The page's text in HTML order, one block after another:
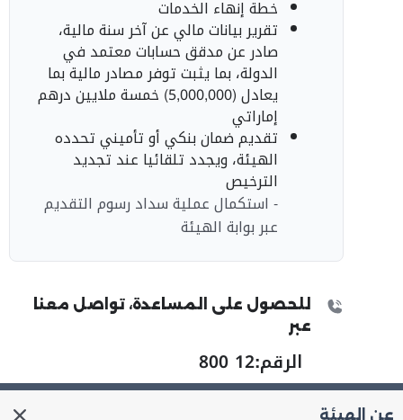
خطة إنهاء الخدمات
تقرير بيانات مالي عن آخر سنة مالية،
صادر عن مدقق حسابات معتمد في
الدولة، بما يثبت توفر مصادر مالية بما
يعادل (5,000,000) خمسة ملايين درهم
إماراتي
تقديم ضمان بنكي أو تأميني تحدده
الهيئة، ويجدد تلقائيا عند تجديد
الترخيص
- استكمال عملية سداد رسوم التقديم
عبر بوابة الهيئة
للحصول على المساعدة، تواصل معنا
عبر
الرقم:800 12
عن الهيئة